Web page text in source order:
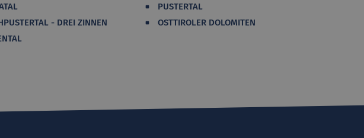
- DREI ZINNEN
PUSTERTAL
OSTTIROLER DOLOMITEN